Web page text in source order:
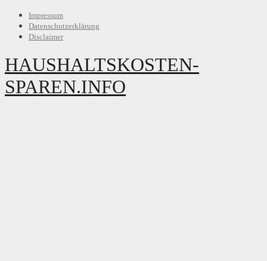
Impressum
Datenschutzerklärung
Disclaimer
HAUSHALTSKOSTEN-
SPAREN.INFO